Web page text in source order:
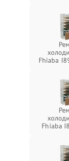
Fhiaba
Fhiaba